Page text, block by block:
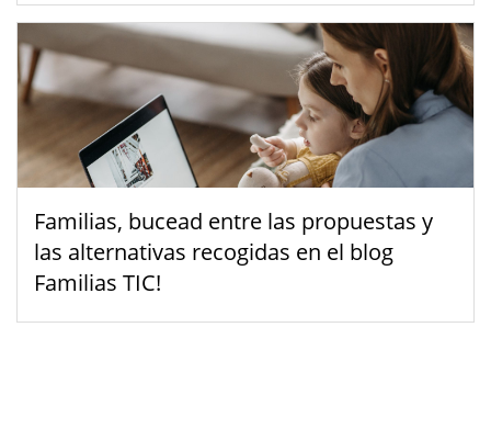
Familias, bucead entre las propuestas y
las alternativas recogidas en el blog
Familias TIC!